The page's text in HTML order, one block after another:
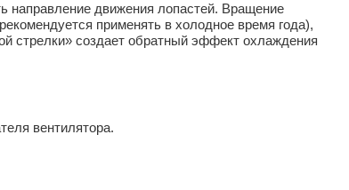
направление движения лопастей. Вращение
применять в холодное время года),
стрелки» создает обратный эффект охлаждения
вентилятора.